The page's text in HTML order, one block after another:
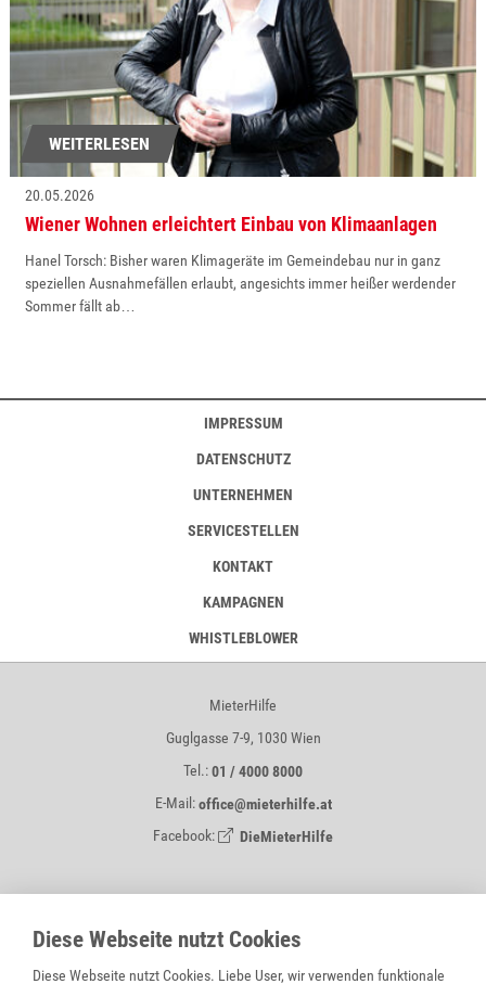
WEITERLESEN
20.05.2026
Wiener Wohnen erleichtert Einbau von Klimaanlagen
Hanel Torsch: Bisher waren Klimageräte im Gemeindebau nur in ganz
speziellen Ausnahmefällen erlaubt, angesichts immer heißer werdender
Sommer fällt ab…
IMPRESSUM
DATENSCHUTZ
UNTERNEHMEN
SERVICESTELLEN
KONTAKT
KAMPAGNEN
WHISTLEBLOWER
MieterHilfe
Guglgasse 7-9, 1030 Wien
Tel.:01 / 4000 8000
E-Mail:office@mieterhilfe.at
Facebook:
DieMieterHilfe
Diese Webseite nutzt Cookies
Diese Webseite nutzt Cookies. Liebe User, wir verwenden funktionale